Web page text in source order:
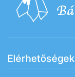
Elérhetőségek